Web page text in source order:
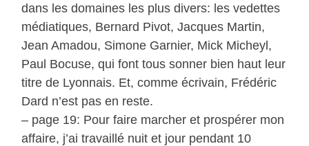
dans les domaines les plus divers: les vedettes
médiatiques, Bernard Pivot, Jacques Martin,
Jean Amadou, Simone Garnier, Mick Micheyl,
Paul Bocuse, qui font tous sonner bien haut leur
titre de Lyonnais. Et, comme écrivain, Frédéric
Dard n’est pas en reste.
– page 19: Pour faire marcher et prospérer mon
affaire, j’ai travaillé nuit et jour pendant 10